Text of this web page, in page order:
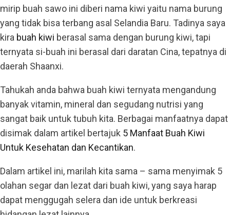
mirip buah sawo ini diberi nama kiwi yaitu nama burung
yang tidak bisa terbang asal Selandia Baru. Tadinya saya
kira buah kiwi berasal sama dengan burung kiwi, tapi
ternyata si-buah ini berasal dari daratan Cina, tepatnya di
daerah Shaanxi.
Tahukah anda bahwa buah kiwi ternyata mengandung
banyak vitamin, mineral dan segudang nutrisi yang
sangat baik untuk tubuh kita. Berbagai manfaatnya dapat
disimak dalam artikel bertajuk 5 Manfaat Buah Kiwi
Untuk Kesehatan dan Kecantikan.
Dalam artikel ini, marilah kita sama – sama menyimak 5
olahan segar dan lezat dari buah kiwi, yang saya harap
dapat menggugah selera dan ide untuk berkreasi